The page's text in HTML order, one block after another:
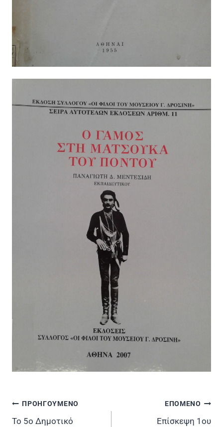
Πλοήγηση
ΠΡΟΗΓΟΥΜΕΝΟ
Το 5ο Δημοτικό
ΕΠΟΜΕΝΟ
Επίσκεψη 1ου